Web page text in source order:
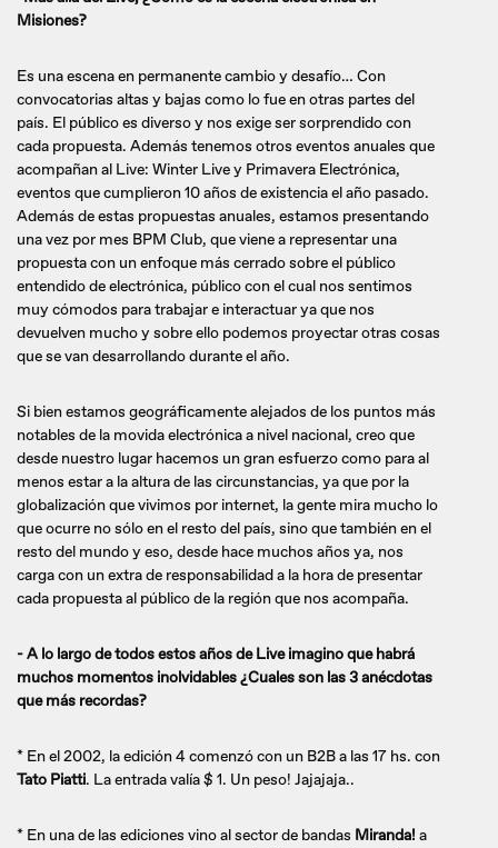
Misiones?
Es una escena en permanente cambio y desafío… Con
convocatorias altas y bajas como lo fue en otras partes del
país. El público es diverso y nos exige ser sorprendido con
cada propuesta. Además tenemos otros eventos anuales que
acompañan al Live: Winter Live y Primavera Electrónica,
eventos que cumplieron 10 años de existencia el año pasado.
Además de estas propuestas anuales, estamos presentando
una vez por mes BPM Club, que viene a representar una
propuesta con un enfoque más cerrado sobre el público
entendido de electrónica, público con el cual nos sentimos
muy cómodos para trabajar e interactuar ya que nos
devuelven mucho y sobre ello podemos proyectar otras cosas
que se van desarrollando durante el año.
Si bien estamos geográficamente alejados de los puntos más
notables de la movida electrónica a nivel nacional, creo que
desde nuestro lugar hacemos un gran esfuerzo como para al
menos estar a la altura de las circunstancias, ya que por la
globalización que vivimos por internet, la gente mira mucho lo
que ocurre no sólo en el resto del país, sino que también en el
resto del mundo y eso, desde hace muchos años ya, nos
carga con un extra de responsabilidad a la hora de presentar
cada propuesta al público de la región que nos acompaña.
- A lo largo de todos estos años de Live imagino que habrá
muchos momentos inolvidables ¿Cuales son las 3 anécdotas
que más recordas?
* En el 2002, la edición 4 comenzó con un B2B a las 17 hs. con
Tato Piatti. La entrada valía $ 1. Un peso! Jajajaja..
* En una de las ediciones vino al sector de bandas Miranda! a